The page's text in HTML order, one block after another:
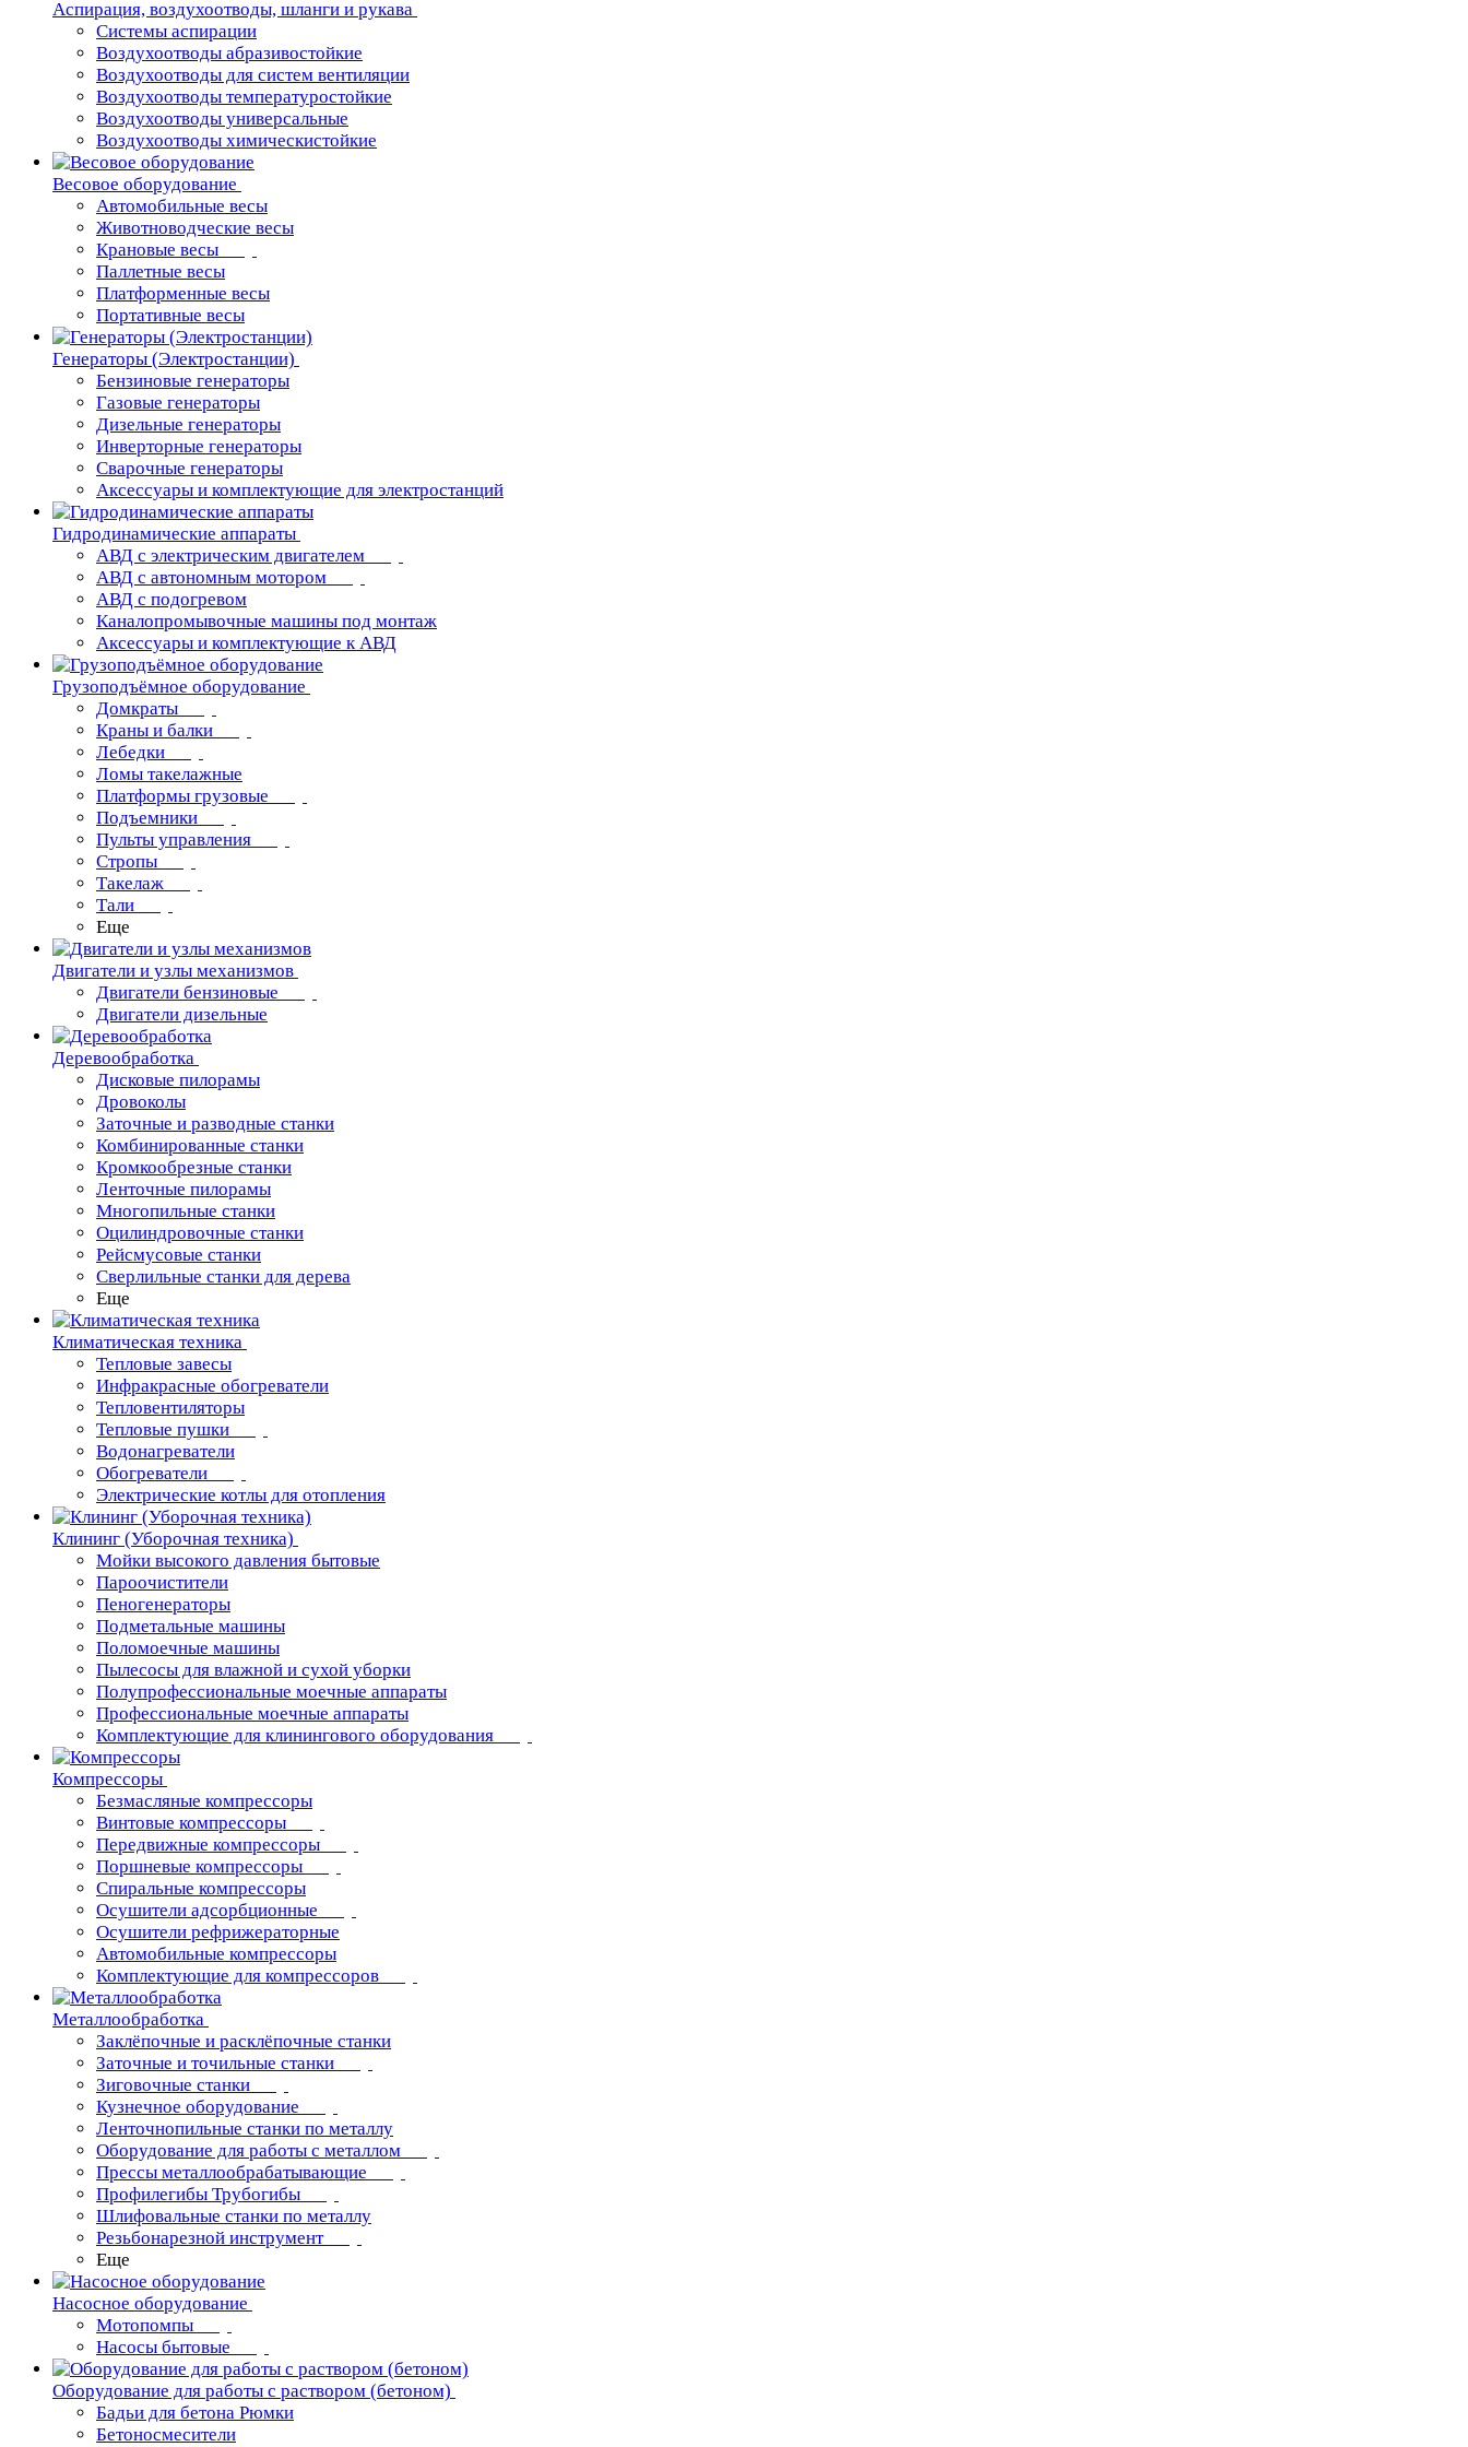
Аспирация, воздухоотводы, шланги и рукава
Системы аспирации
Воздухоотводы абразивостойкие
Воздухоотводы для систем вентиляции
Воздухоотводы температуростойкие
Воздухоотводы универсальные
Воздухоотводы химическистойкие
Весовое оборудование
Автомобильные весы
Животноводческие весы
Крановые весы
Паллетные весы
Платформенные весы
Портативные весы
Генераторы (Электростанции)
Бензиновые генераторы
Газовые генераторы
Дизельные генераторы
Инверторные генераторы
Сварочные генераторы
Аксессуары и комплектующие для электростанций
Гидродинамические аппараты
АВД с электрическим двигателем
АВД с автономным мотором
АВД с подогревом
Каналопромывочные машины под монтаж
Аксессуары и комплектующие к АВД
Грузоподъёмное оборудование
Домкраты
Краны и балки
Лебедки
Ломы такелажные
Платформы грузовые
Подъемники
Пульты управления
Стропы
Такелаж
Тали
Еще
Двигатели и узлы механизмов
Двигатели бензиновые
Двигатели дизельные
Деревообработка
Дисковые пилорамы
Дровоколы
Заточные и разводные станки
Комбинированные станки
Кромкообрезные станки
Ленточные пилорамы
Многопильные станки
Оцилиндровочные станки
Рейсмусовые станки
Сверлильные станки для дерева
Еще
Климатическая техника
Тепловые завесы
Инфракрасные обогреватели
Тепловентиляторы
Тепловые пушки
Водонагреватели
Обогреватели
Электрические котлы для отопления
Клининг (Уборочная техника)
Мойки высокого давления бытовые
Пароочистители
Пеногенераторы
Подметальные машины
Поломоечные машины
Пылесосы для влажной и сухой уборки
Полупрофессиональные моечные аппараты
Профессиональные моечные аппараты
Комплектующие для клинингового оборудования
Компрессоры
Безмасляные компрессоры
Винтовые компрессоры
Передвижные компрессоры
Поршневые компрессоры
Спиральные компрессоры
Осушители адсорбционные
Осушители рефрижераторные
Автомобильные компрессоры
Комплектующие для компрессоров
Металлообработка
Заклёпочные и расклёпочные станки
Заточные и точильные станки
Зиговочные станки
Кузнечное оборудование
Ленточнопильные станки по металлу
Оборудование для работы с металлом
Прессы металлообрабатывающие
Профилегибы Трубогибы
Шлифовальные станки по металлу
Резьбонарезной инструмент
Еще
Насосное оборудование
Мотопомпы
Насосы бытовые
Оборудование для работы с раствором (бетоном)
Бадьи для бетона Рюмки
Бетоносмесители